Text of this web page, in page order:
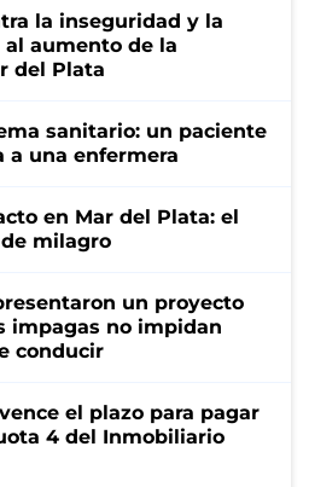
la inseguridad y la
aumento de la
del Plata
sanitario: un paciente
a una enfermera
en Mar del Plata: el
milagro
un proyecto
impagas no impidan
conducir
el plazo para pagar
4 del Inmobiliario